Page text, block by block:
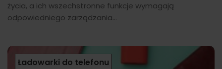
życia, a ich wszechstronne funkcje wymagają
odpowiedniego zarządzania...
Ładowarki do telefonu